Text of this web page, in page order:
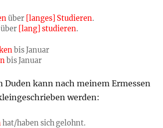
über [langes] Studieren.
über [lang] studieren.
bis Januar
bis Januar
Duden kann nach meinem Ermessen
werden:
hat/haben sich gelohnt.